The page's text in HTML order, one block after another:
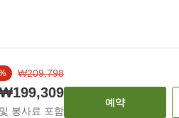
₩209,798
₩199,309
봉사료 포함
예약